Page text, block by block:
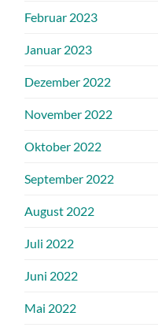
Februar 2023
Januar 2023
Dezember 2022
November 2022
Oktober 2022
September 2022
August 2022
Juli 2022
Juni 2022
Mai 2022